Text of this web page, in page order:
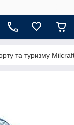
та туризму Milcraft